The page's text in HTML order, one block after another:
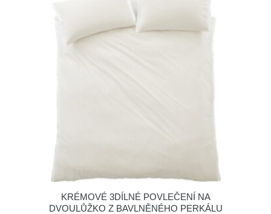
KRÉMOVÉ 3DÍLNÉ POVLEČENÍ NA
DVOULŮŽKO Z BAVLNĚNÉHO PERKÁLU